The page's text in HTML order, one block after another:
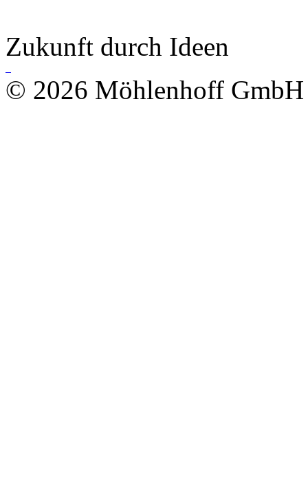
Zukunft durch Ideen
© 2026 Möhlenhoff GmbH